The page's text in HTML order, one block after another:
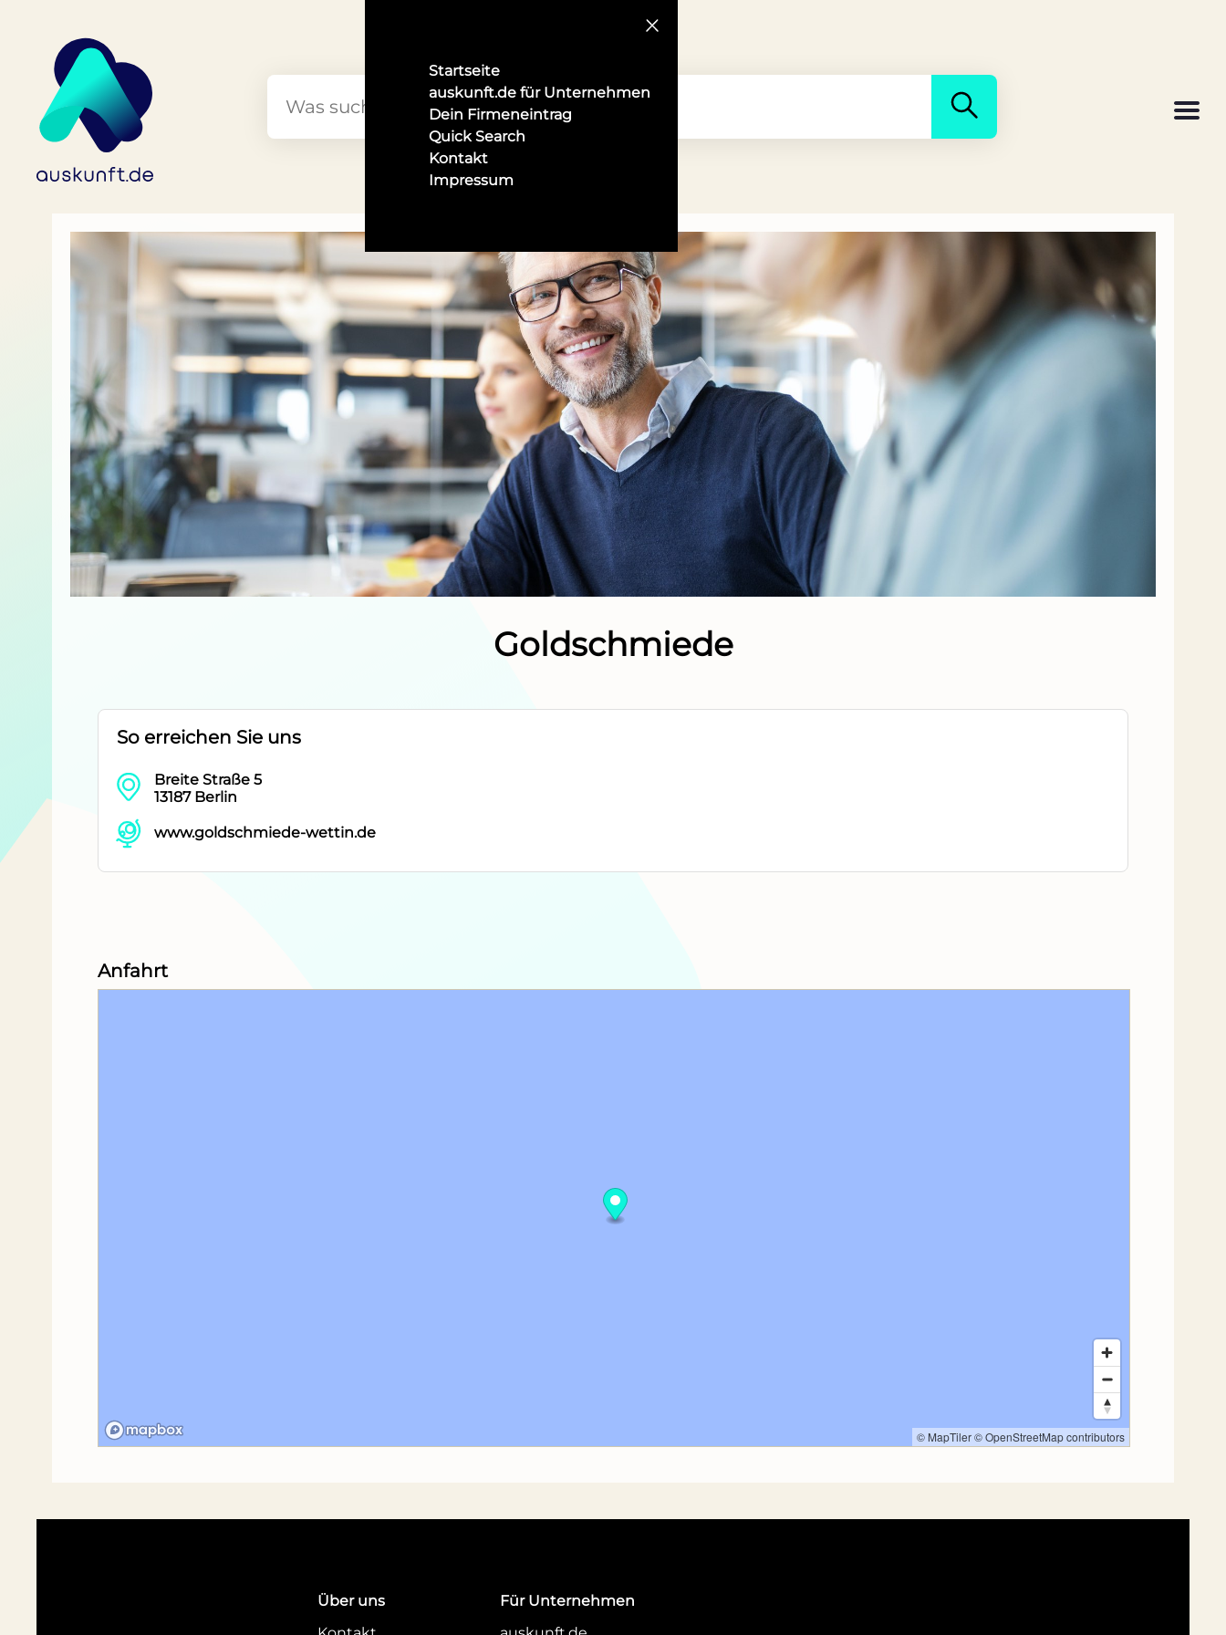
Startseite
auskunft.de für Unternehmen
Dein Firmeneintrag
Quick Search
Kontakt
Impressum
Goldschmiede
So erreichen Sie uns
Breite Straße 5
13187 Berlin
www.goldschmiede-wettin.de
Anfahrt
© MapTiler© OpenStreetMap contributors
Über uns
Für Unternehmen